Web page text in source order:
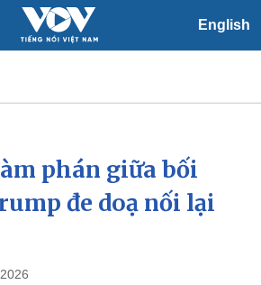
English
Xã hội
Tin 24h
Dự báo thời tiết
phán giữa bối
đe doạ nối lại